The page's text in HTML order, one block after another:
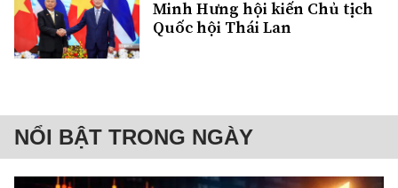
Minh Hưng hội kiến Chủ tịch
Quốc hội Thái Lan
NỔI BẬT TRONG NGÀY